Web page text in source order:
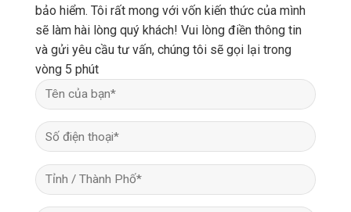
bảo hiểm. Tôi rất mong với vốn kiến thức của mình
sẽ làm hài lòng quý khách! Vui lòng điền thông tin
và gửi yêu cầu tư vấn, chúng tôi sẽ gọi lại trong
vòng 5 phút